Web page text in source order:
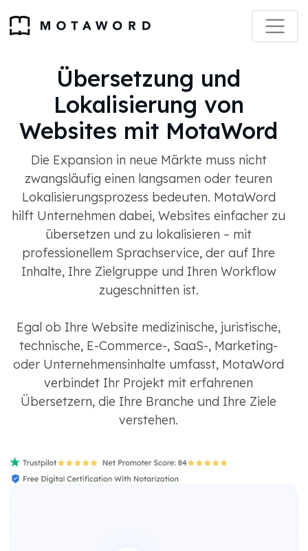
Übersetzung und
Lokalisierung von
Websites mit MotaWord
Die Expansion in neue Märkte muss nicht
zwangsläufig einen langsamen oder teuren
Lokalisierungsprozess bedeuten. MotaWord
hilft Unternehmen dabei, Websites einfacher zu
übersetzen und zu lokalisieren – mit
professionellem Sprachservice, der auf Ihre
Inhalte, Ihre Zielgruppe und Ihren Workflow
zugeschnitten ist.
Egal ob Ihre Website medizinische, juristische,
technische, E-Commerce-, SaaS-, Marketing-
oder Unternehmensinhalte umfasst, MotaWord
verbindet Ihr Projekt mit erfahrenen
Übersetzern, die Ihre Branche und Ihre Ziele
verstehen.